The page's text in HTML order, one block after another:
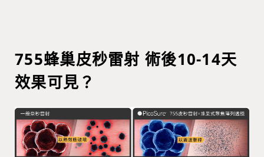
755蜂巢皮秒雷射 術後10-14天
效果可見？